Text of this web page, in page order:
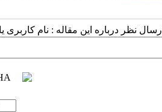
ارسال نظر درباره این مقاله : نام